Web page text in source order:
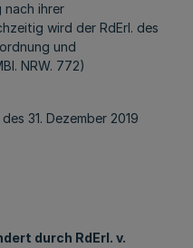
nach ihrer
wird der RdErl. des
und
NRW. 772)
31. Dezember 2019
durch RdErl. v.